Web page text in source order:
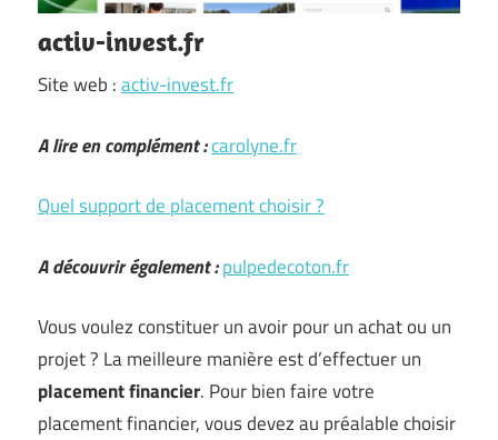
activ-invest.fr
Site web :activ-invest.fr
A lire en complément :carolyne.fr
Quel support de placement choisir ?
A découvrir également :pulpedecoton.fr
Vous voulez constituer un avoir pour un achat ou un
projet ? La meilleure manière est d’effectuer un
placement financier. Pour bien faire votre
placement financier, vous devez au préalable choisir